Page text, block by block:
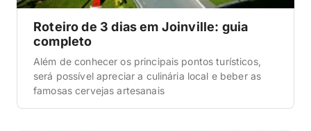
Roteiro de 3 dias em Joinville: guia
completo
Além de conhecer os principais pontos turísticos,
será possível apreciar a culinária local e beber as
famosas cervejas artesanais